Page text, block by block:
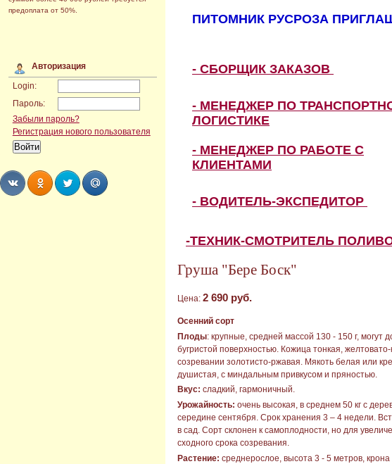
предоплата от 50%.
Авторизация
Login:
Пароль:
Забыли пароль?
Регистрация нового пользователя
ПИТОМНИК РУСРОЗА
- СБОРЩИК ЗАКАЗОВ
- МЕНЕДЖЕР ПО
ЛОГИСТИКЕ
- МЕНЕДЖЕР ПО РАБОТЕ С
КЛИЕНТАМИ
- ВОДИТЕЛЬ-ЭКСПЕДИТОР
-ТЕХНИК-СМОТРИТЕЛЬ
Груша "Бере Боск"
Цена: 2 690 руб.
Осенний сорт
Плоды: крупные, средней массой 130 - 150 г, могут
бугристой поверхностью. Кожица тонкая,
созревании золотисто-ржавая. Мякоть белая или
душистая, с миндальным привкусом и пряностью.
Вкус: сладкий, гармоничный.
Урожайность: очень высокая, в среднем 50 кг с
середине сентября. Срок хранения 3 – 4 недели.
в сад. Сорт склонен к самоплодности, но для
сходного срока созревания.
Растение: среднерослое, высота 3 - 5 метров,